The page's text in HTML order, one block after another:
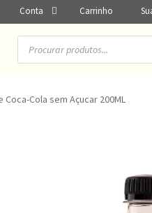
Conta Carrinho
Pesquisar
produtos
Cola sem Açucar 200ML